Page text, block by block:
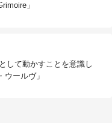
」
して動かすことを意識し
ウールヴ」